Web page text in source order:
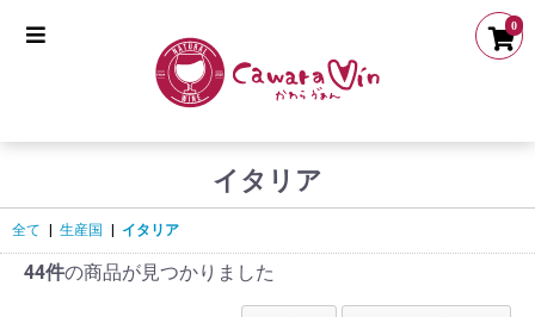
0
イタリア
全て 生産国 イタリア
44件の商品が見つかりました